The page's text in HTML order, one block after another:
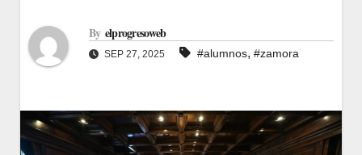
By elprogresoweb
SEP 27, 2025 #alumnos, #zamora